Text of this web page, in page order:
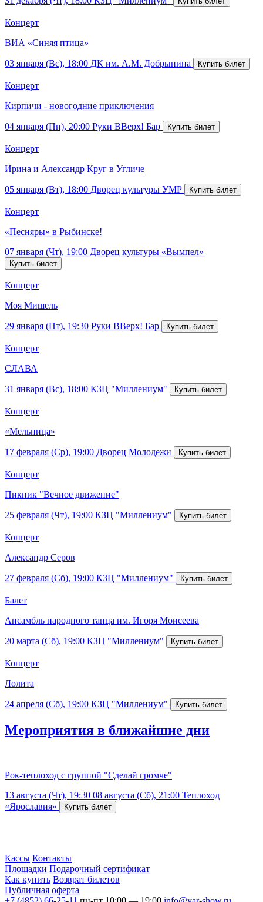
Концерт
ВИА «Синяя птица»
03 января (Вс), 18:00 ДК им. А.М. Добрынина
Концерт
Кирпичи - новогодние приключения
04 января (Пн), 20:00 Руки ВВерх! Бар
Концерт
Ирина и Александр Круг в Угличе
05 января (Вт), 18:00 Дворец культуры УМР
Концерт
«Песняры» в Рыбинске!
07 января (Чт), 19:00 Дворец культуры «Вымпел»
Концерт
Моя Мишель
29 января (Пт), 19:30 Руки ВВерх! Бар
Концерт
СЛАВА
31 января (Вс), 18:00 КЗЦ "Миллениум"
Концерт
«Мельница»
17 февраля (Ср), 19:00 Дворец Молодежи
Концерт
Пикник "Вечное движение"
25 февраля (Чт), 19:00 КЗЦ "Миллениум"
Концерт
Александр Серов
27 февраля (Сб), 19:00 КЗЦ "Миллениум"
Балет
Ансамбль народного танца им. Игоря Моисеева
20 марта (Сб), 19:00 КЗЦ "Миллениум"
Концерт
Лолита
24 апреля (Сб), 19:00 КЗЦ "Миллениум"
Мероприятия в ближайшие дни
Рок-теплоход с группой "Сделай громче"
13 августа (Чт), 19:30 08 августа (Сб), 21:00 Теплоход
«Ярославия»
Кассы Контакты
Площадки Подарочный сертификат
Как купить Возврат билетов
Публичная оферта